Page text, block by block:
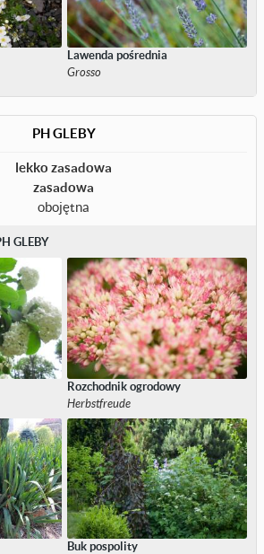
Lawenda pośrednia
Grosso
PH GLEBY
lekko zasadowa
zasadowa
obojętna
GLEBY
Rozchodnik ogrodowy
Herbstfreude
Buk pospolity